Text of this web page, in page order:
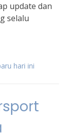
update dan
selalu
hari ini